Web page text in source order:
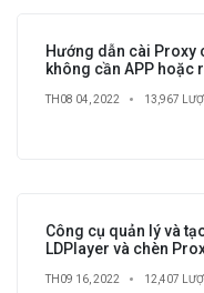
Hướng dẫn cài Proxy
không cần APP hoặc
TH08 04, 2022 13,967
Công cụ quản lý và
LDPlayer và chèn
TH09 16, 2022 12,407